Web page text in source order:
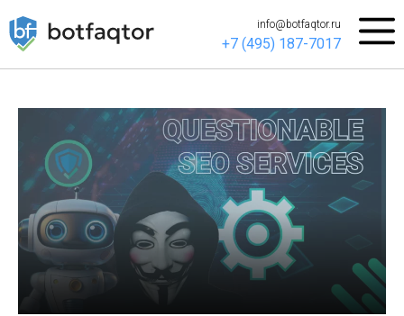
info@botfaqtor.ru
+7 (495) 187-7017